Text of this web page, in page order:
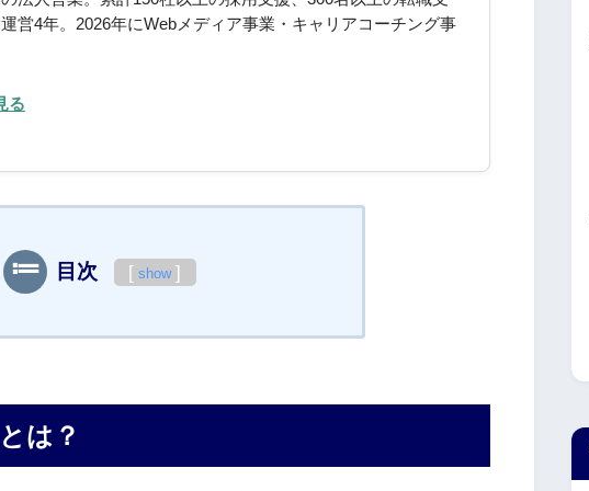
営4年。2026年にWebメディア事業・キャリアコーチング事
る
目次 [ show ]
は？